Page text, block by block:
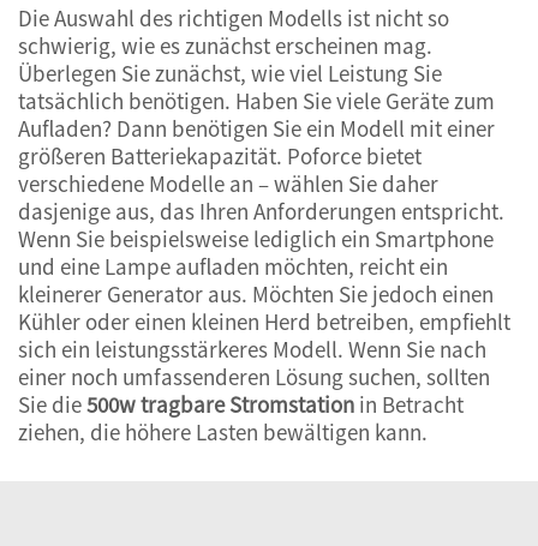
Die Auswahl des richtigen Modells ist nicht so
schwierig, wie es zunächst erscheinen mag.
Überlegen Sie zunächst, wie viel Leistung Sie
tatsächlich benötigen. Haben Sie viele Geräte zum
Aufladen? Dann benötigen Sie ein Modell mit einer
größeren Batteriekapazität. Poforce bietet
verschiedene Modelle an – wählen Sie daher
dasjenige aus, das Ihren Anforderungen entspricht.
Wenn Sie beispielsweise lediglich ein Smartphone
und eine Lampe aufladen möchten, reicht ein
kleinerer Generator aus. Möchten Sie jedoch einen
Kühler oder einen kleinen Herd betreiben, empfiehlt
sich ein leistungsstärkeres Modell. Wenn Sie nach
einer noch umfassenderen Lösung suchen, sollten
Sie die500w tragbare Stromstation in Betracht
ziehen, die höhere Lasten bewältigen kann.